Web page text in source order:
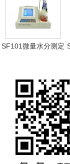
SF101微量水分测定